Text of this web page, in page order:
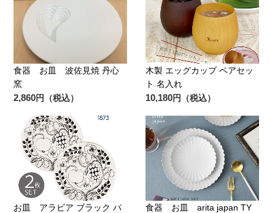
食器 お皿 波佐見焼 丹心
窯
2,860円（税込）
木製 エッグカップ ペアセッ
ト 名入れ
10,180円（税込）
お皿 アラビア ブラック パ
食器 お皿 arita japan TY